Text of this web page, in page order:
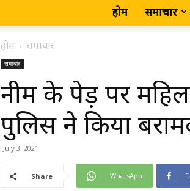
होम समाचार
होम समाचार
समाचार
नीम के पेड़ पर
पुलिस ने किया
July 3, 2021
Share WhatsApp